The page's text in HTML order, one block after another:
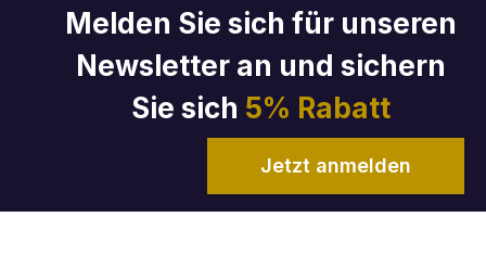
Melden Sie sich für unseren
Newsletter an und sichern
Sie sich 5% Rabatt
Jetzt anmelden